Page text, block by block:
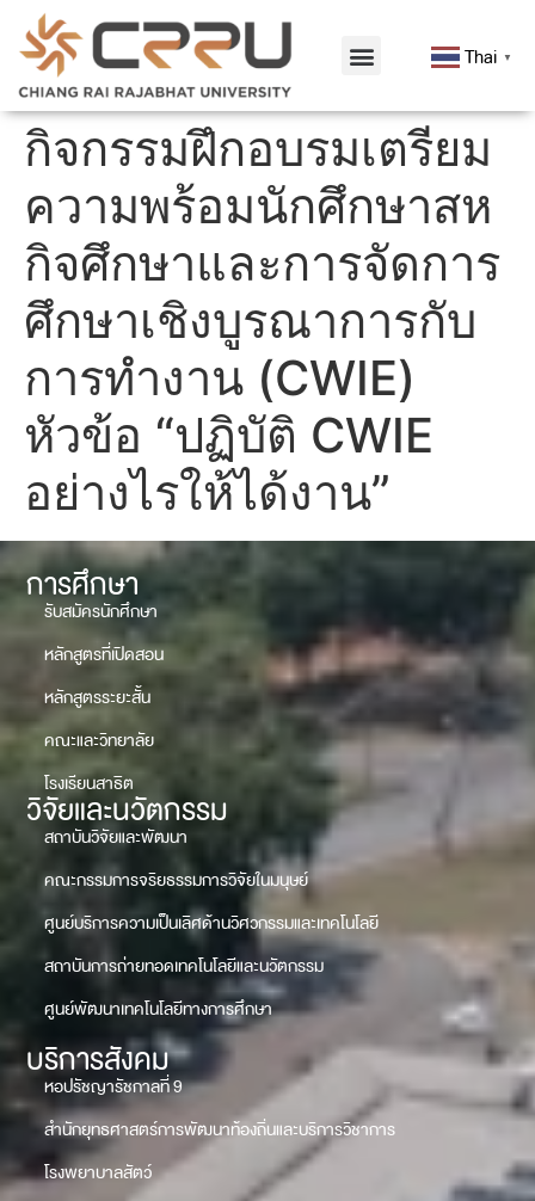
Thai ▼
กิจกรรมฝึกอบรมเตรียม
ความพร้อมนักศึกษาสห
กิจศึกษาและการจัดการ
ศึกษาเชิงบูรณาการกับ
การทำงาน (CWIE)
หัวข้อ “ปฏิบัติ CWIE
อย่างไรให้ได้งาน”
การศึกษา
รับสมัครนักศึกษา
หลักสูตรที่เปิดสอน
หลักสูตรระยะสั้น
คณะและวิทยาลัย
โรงเรียนสาธิต
วิจัยและนวัตกรรม
สถาบันวิจัยและพัฒนา
คณะกรรมการจริยธรรมการวิจัยในมนุษย์
ศูนย์บริการความเป็นเลิศด้านวิศวกรรมและเทคโนโลยี
สถาบันการถ่ายทอดเทคโนโลยีและนวัตกรรม
ศูนย์พัฒนาเทคโนโลยีทางการศึกษา
บริการสังคม
หอปรัชญารัชกาลที่ 9
สำนักยุทธศาสตร์การพัฒนาท้องถิ่นและบริการวิชาการ
โรงพยาบาลสัตว์